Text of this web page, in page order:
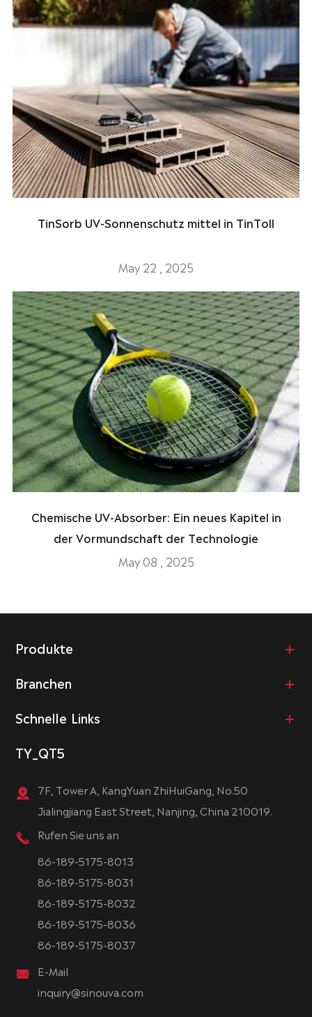
TinSorb UV-Sonnenschutz mittel in TinToll
May 22 , 2025
Chemische UV-Absorber: Ein neues Kapitel in
der Vormundschaft der Technologie
May 08 , 2025
Produkte
Branchen
Schnelle Links
TY_QT5
7F, Tower A, KangYuan ZhiHuiGang, No.50
Jialingjiang East Street, Nanjing, China 210019.
Rufen Sie uns an
86-189-5175-8013
86-189-5175-8031
86-189-5175-8032
86-189-5175-8036
86-189-5175-8037
E-Mail
inquiry@sinouva.com